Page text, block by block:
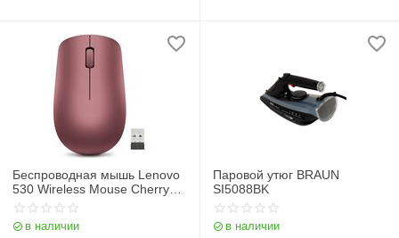
Беспроводная мышь Lenovo
530 Wireless Mouse Cherry
Red
в наличии
Паровой утюг BRAUN
SI5088BK
в наличии